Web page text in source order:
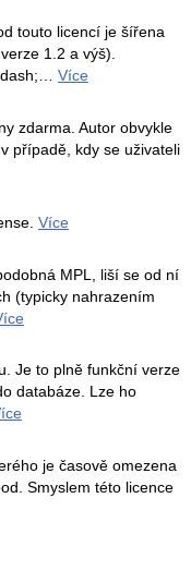
touto licencí je šířena
1.2 a výš).
Více
zdarma. Autor obvykle
případě, kdy se uživateli
Více
MPL, liší se od ní
(typicky nahrazením
Je to plně funkční verze
databáze. Lze ho
je časově omezena
Smyslem této licence